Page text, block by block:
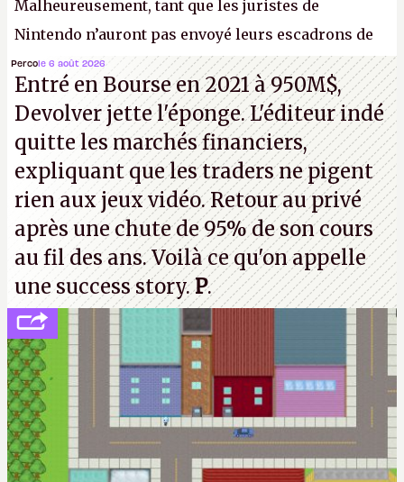
Malheureusement, tant que les juristes de
Nintendo n’auront pas envoyé leurs escadrons de
la mort judiciaires pour distribuer du copyright
strike à tour de bras, l'Oncle Sam continuera
d'étaler sa confiture intellectuelle sur vos
souvenirs d'enfance.P.
Percole 6 août 2026
Entré en Bourse en 2021 à 950M$,
Devolver jette l'éponge. L'éditeur indé
quitte les marchés financiers,
expliquant que les traders ne pigent
rien aux jeux vidéo. Retour au privé
après une chute de 95% de son cours
au fil des ans. Voilà ce qu'on appelle
une success story.P.